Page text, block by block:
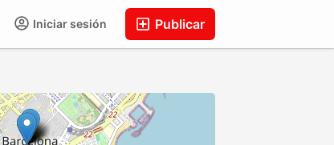
Publicar
Iniciar sesión